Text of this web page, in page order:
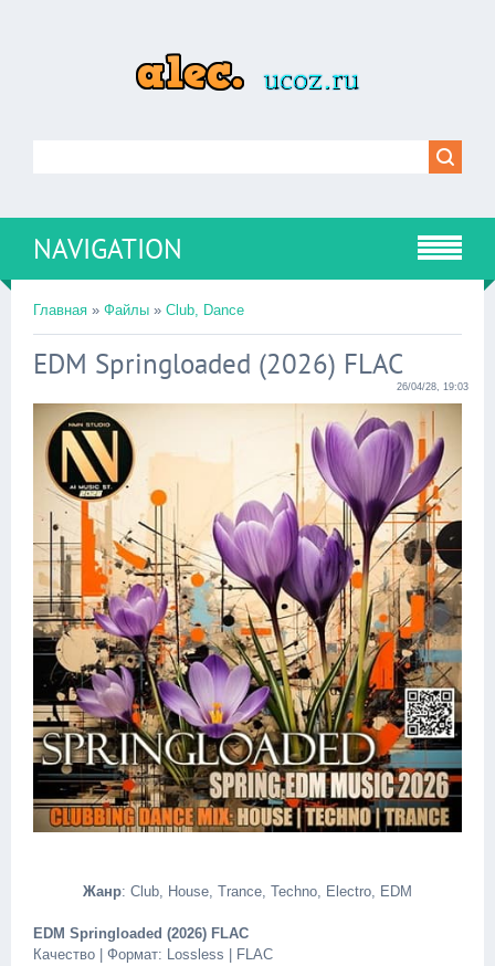
NAVIGATION
Главная » Файлы » Club, Dance
EDM Springloaded (2026) FLAC
26/04/28, 19:03
Жанр: Club, House, Trance, Techno, Electro, EDM
EDM Springloaded (2026) FLAC
Качество | Формат: Lossless | FLAC